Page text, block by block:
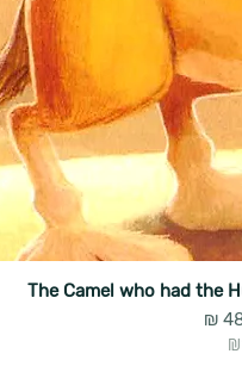
The Camel who had the
מבצע